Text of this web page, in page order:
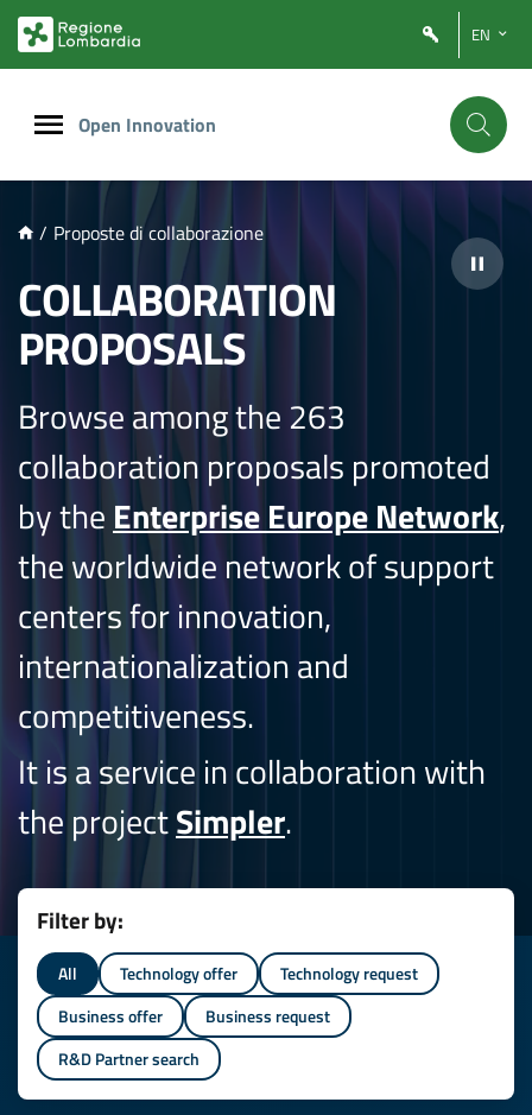
PRINCIPALE
EN
Open Innovation
/ Proposte di collaborazione
COLLABORATION
PROPOSALS
Browse among the 263
collaboration proposals promoted
by the Enterprise Europe Network,
the worldwide network of support
centers for innovation,
internationalization and
competitiveness.
It is a service in collaboration with
the projectSimpler.
Filter by:
All Technology offer
Technology request
Business offer
Business request
R&D Partner search